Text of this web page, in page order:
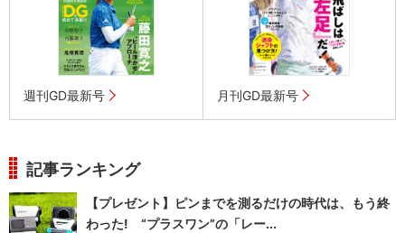
週刊GD最新号 月刊GD最新号
記事ランキング
【プレゼント】ピンまでを測るだけの時代は、もう終
わった! “プラスワン”の「レー...